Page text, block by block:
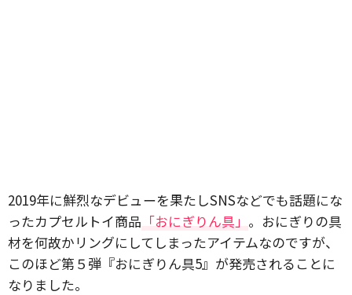
2019年に鮮烈なデビューを果たしSNSなどでも話題にな
ったカプセルトイ商品 「おにぎりん具」 。おにぎりの具
材を何故かリングにしてしまったアイテムなのですが、
このほど第５弾『おにぎりん具5』が発売されることに
なりました。